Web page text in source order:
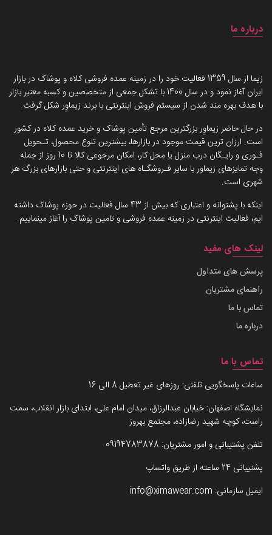
درباره ما
زیما از سال 1359 فعالیت خود را در زمینه عمده فروشی کلاه و پوشاک در بازار
ایران آغاز نمود و در سال 1400 با تشکل جمعی از متخصصین و کسبه معتبر بازار
با هدف بهره مند شدن از سیستم فروش اینترنتی با برند زیماوِر شکل گرفت.
در حال حاضر زیماوِر بزرگترین مرجع تأمین پوشاک و خرید عمده کلاه در کشور
است. ارزان ترین قیمت موجود در بازارها، بیشترین تنوع محصول، تـحویل
فـوری و رایـگان درب منزل یا محل کار، امکان مرجوعی کالا تا 10 روز از جمله
وجه تمایزهای زیماور با سایر فـروشگـاه های اینترنتی و حتی بازارهای بزرگ هر
شهری است.
اینکه با پشتوانه و اعتباری که بیش از 43 سال فعالیت در حوزه پوشاک داشته
ایم، فعالیت اینترنتی در زمینه عمده فروشی و تامین پوشاک را آغاز مینماییم.
لینک های مفید
پرسش های متداول
راهنمای مشتریان
تماس با ما
درباره ما
تماس با ما
ساعات پاسخگویی تلفنی: روزهای غیر تعطیل 8 الی 16
نمایشگاه اصفهان: خیابان عبدالرزاق، میدان امام علی، ابتدای بازار انقلاب، سمت
راست، کوچه شهید رضازاده، مجتمع بهروز
تلفن پشتیبانی و امور مشتریان: 09194783878
پشتیبانی 24 ساعته از طریق واتساپ
ایمیل سازمانی: info@ximawear.com